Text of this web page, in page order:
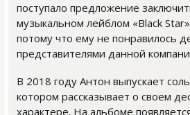
поступало предложение
музыкальном лейблом «Black
потому что ему не понравилось
представителями данной
В 2018 году Антон выпускает
котором рассказывает о своем
характере. На альбоме